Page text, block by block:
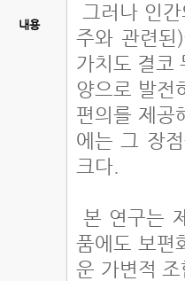
내용
그러나 인
주와 관련된
가치도 결코
양으로 발전
편의를 제공
에는 그 장
크다.
본 연구는
품에도 보편
운 가변적